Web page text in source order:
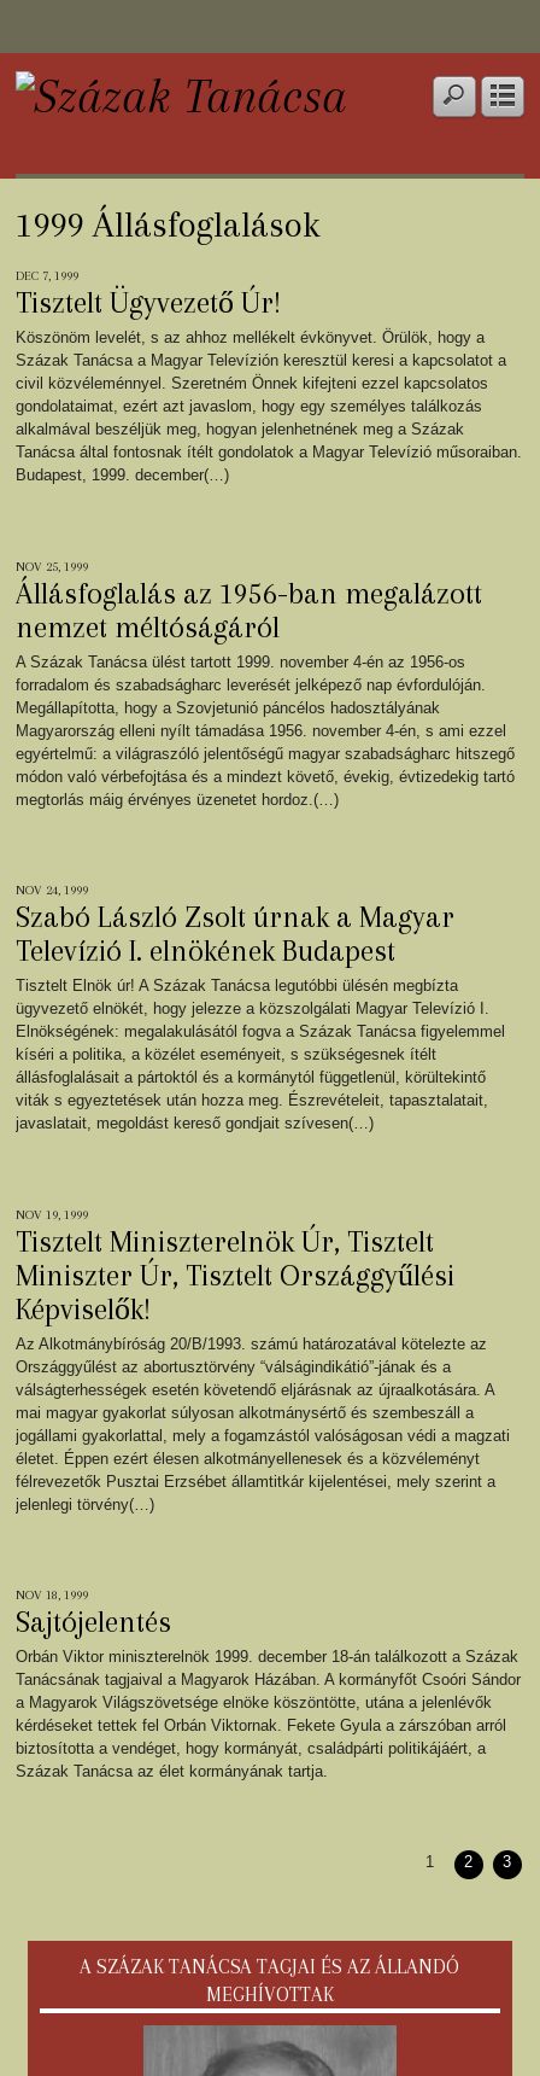
1999 Állásfoglalások
DEC 7, 1999
Tisztelt Ügyvezető Úr!
Köszönöm levelét, s az ahhoz mellékelt évkönyvet. Örülök, hogy a
Százak Tanácsa a Magyar Televízión keresztül keresi a kapcsolatot a
civil közvéleménnyel. Szeretném Önnek kifejteni ezzel kapcsolatos
gondolataimat, ezért azt javaslom, hogy egy személyes találkozás
alkalmával beszéljük meg, hogyan jelenhetnének meg a Százak
Tanácsa által fontosnak ítélt gondolatok a Magyar Televízió műsoraiban.
Budapest, 1999. december(…)
NOV 25, 1999
Állásfoglalás az 1956-ban megalázott
nemzet méltóságáról
A Százak Tanácsa ülést tartott 1999. november 4-én az 1956-os
forradalom és szabadságharc leverését jelképező nap évfordulóján.
Megállapította, hogy a Szovjetunió páncélos hadosztályának
Magyarország elleni nyílt támadása 1956. november 4-én, s ami ezzel
egyértelmű: a világraszóló jelentőségű magyar szabadságharc hitszegő
módon való vérbefojtása és a mindezt követő, évekig, évtizedekig tartó
megtorlás máig érvényes üzenetet hordoz.(…)
NOV 24, 1999
Szabó László Zsolt úrnak a Magyar
Televízió I. elnökének Budapest
Tisztelt Elnök úr! A Százak Tanácsa legutóbbi ülésén megbízta
ügyvezető elnökét, hogy jelezze a közszolgálati Magyar Televízió I.
Elnökségének: megalakulásától fogva a Százak Tanácsa figyelemmel
kíséri a politika, a közélet eseményeit, s szükségesnek ítélt
állásfoglalásait a pártoktól és a kormánytól függetlenül, körültekintő
viták s egyeztetések után hozza meg. Észrevételeit, tapasztalatait,
javaslatait, megoldást kereső gondjait szívesen(…)
NOV 19, 1999
Tisztelt Miniszterelnök Úr, Tisztelt
Miniszter Úr, Tisztelt Országgyűlési
Képviselők!
Az Alkotmánybíróság 20/B/1993. számú határozatával kötelezte az
Országgyűlést az abortusztörvény “válságindikátió”-jának és a
válságterhességek esetén követendő eljárásnak az újraalkotására. A
mai magyar gyakorlat súlyosan alkotmánysértő és szembeszáll a
jogállami gyakorlattal, mely a fogamzástól valóságosan védi a magzati
életet. Éppen ezért élesen alkotmányellenesek és a közvéleményt
félrevezetők Pusztai Erzsébet államtitkár kijelentései, mely szerint a
jelenlegi törvény(…)
NOV 18, 1999
Sajtójelentés
Orbán Viktor miniszterelnök 1999. december 18-án találkozott a Százak
Tanácsának tagjaival a Magyarok Házában. A kormányfőt Csoóri Sándor
a Magyarok Világszövetsége elnöke köszöntötte, utána a jelenlévők
kérdéseket tettek fel Orbán Viktornak. Fekete Gyula a zárszóban arról
biztosította a vendéget, hogy kormányát, családpárti politikájáért, a
Százak Tanácsa az élet kormányának tartja.
1 2 3
A SZÁZAK TANÁCSA TAGJAI ÉS AZ ÁLLANDÓ
MEGHÍVOTTAK